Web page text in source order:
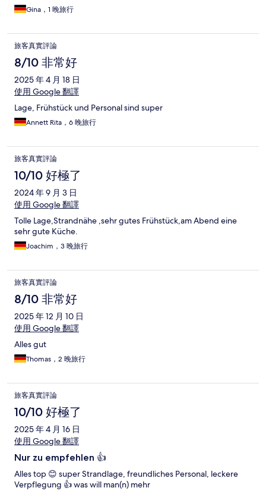
Gina，1 晚旅行
旅客真實評論
8/10 非常好
2025 年 4 月 18 日
使用 Google 翻譯
Lage, Frühstück und Personal sind super
Annett Rita，6 晚旅行
旅客真實評論
10/10 好極了
2024 年 9 月 3 日
使用 Google 翻譯
Tolle Lage,Strandnähe ,sehr gutes Frühstück,am Abend eine
sehr gute Küche.
Joachim，3 晚旅行
旅客真實評論
8/10 非常好
2025 年 12 月 10 日
使用 Google 翻譯
Alles gut
Thomas，2 晚旅行
旅客真實評論
10/10 好極了
2025 年 4 月 16 日
使用 Google 翻譯
Nur zu empfehlen 👍
Alles top 😊 super Strandlage, freundliches Personal, leckere
Verpflegung 👍 was will man(n) mehr